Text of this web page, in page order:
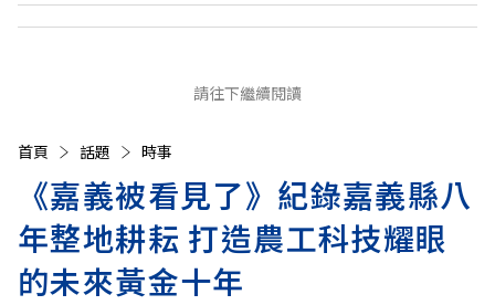
請往下繼續閱讀
首頁 話題 時事
《嘉義被看見了》紀錄嘉義縣八
年整地耕耘 打造農工科技耀眼
的未來黃金十年